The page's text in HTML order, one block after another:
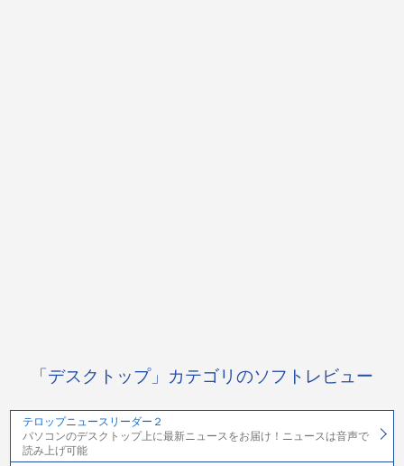
「デスクトップ」カテゴリのソフトレビュー
テロップニュースリーダー２
パソコンのデスクトップ上に最新ニュースをお届け！ニュースは音声で
読み上げ可能